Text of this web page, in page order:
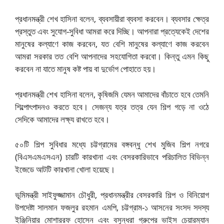
প্রধানমন্ত্রী শেখ হাসিনা বলেন, ব্যবসায়ীরা ব্যবসা করবেন। ব্যবসার ক্ষেত্র
প্রস্তুত এবং সুযোগ-সুবিধা আমরা করে দিচ্ছি। আপনারা প্রত্যেকেই দেশের
মানুষের কল্যাণে কাজ করবেন, যত বেশি মানুষের কল্যাণে কাজ করবেন
আমরা সরকার তত বেশি আপনাদের সহযোগিতা করবো। কিন্তু এমন কিছু
করবেন না যাতে মানুষ কষ্ট পায় বা দুর্ভোগ পোহাতে হয়।
প্রধানমন্ত্রী শেখ হাসিনা বলেন, কৃষিজমি যেমন আমাদের বাঁচাতে হবে তেমনি
শিল্পোৎপাদনও করতে হবে। সেজন্য যত্র তত্র যেন শিল্প গড়ে না ওঠে
সেদিকে আমাদের লক্ষ্য রাখতে হবে।
৫০টি শিল্প সুবিধার মধ্যে চট্টগ্রামের বঙ্গবন্ধু শেখ মুজিব শিল্প নগরে
(বিএসএমএসএন) চারটি কারখানা এবং বেসরকারিভাবে পরিচালিত বিভিন্ন
ইজেডে আটটি কারখানা খোলা হয়েছে।
ভূমিমন্ত্রী সাইফুজ্জামান চৌধুরী, প্রধানমন্ত্রীর বেসরকারি শিল্প ও বিনিয়োগ
উপদেষ্টা সালমান ফজলুর রহমান এমপি, চট্টগ্রাম-১ আসনের সংসদ সদস্য
ইঞ্জিনিয়ার মোশাররফ হোসেন এবং বসুন্ধরা গ্রুপের ভাইস চেয়ারম্যান